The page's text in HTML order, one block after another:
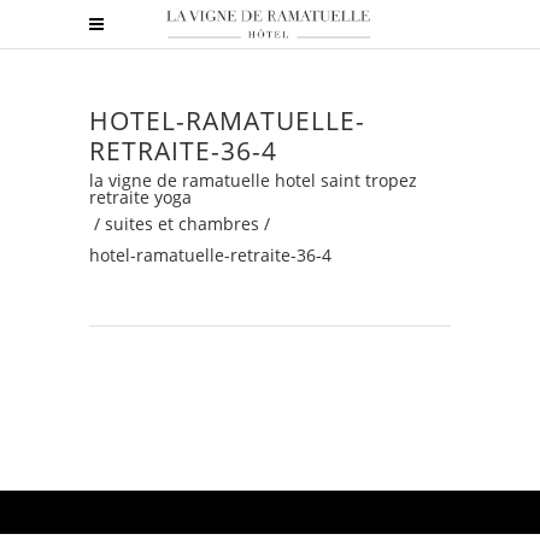
HOTEL-RAMATUELLE-
RETRAITE-36-4
la vigne de ramatuelle hotel saint tropez
retraite yoga
/ suites et chambres /
hotel-ramatuelle-retraite-36-4